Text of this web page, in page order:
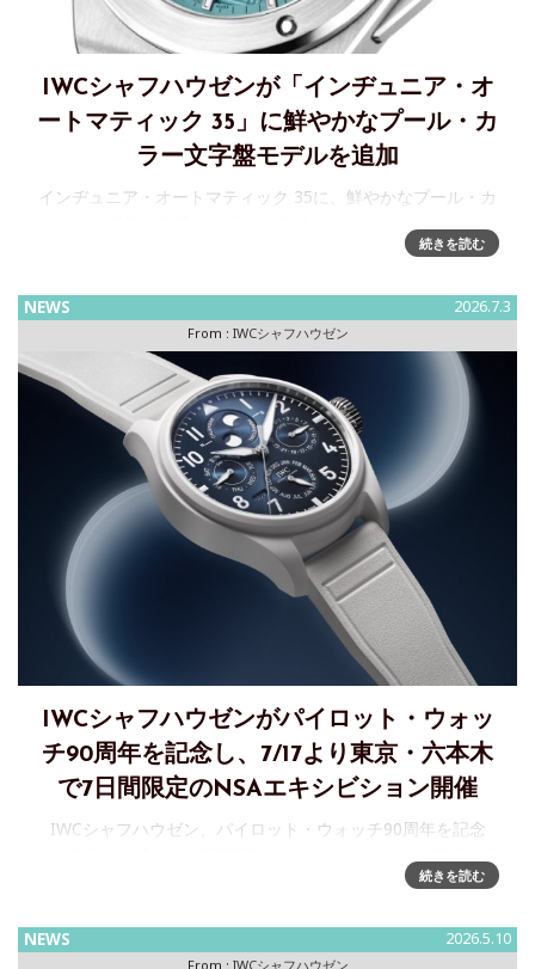
IWCシャフハウゼンが「インヂュニア・オ
ートマティック 35」に鮮やかなプール・カ
ラー文字盤モデルを追加
インヂュニア・オートマティック 35に、鮮やかなプール・カ
ストであり時計デザイナーでもあるジェラルド・ジェンタ
た。そ
続きを読む
NEWS 2026.7.3
From : IWCシャフハウゼン
IWCシャフハウゼンがパイロット・ウォッ
チ90周年を記念し、7/17より東京・六本木
で7日間限定のNSAエキシビション開催
IWCシャフハウゼン、パイロット・ウォッチ90周年を記念
表IWCシャフハウゼンはパイロット・ウォッチ誕生から90年
続きを読む
NEWS 2026.5.10
From : IWCシャフハウゼン